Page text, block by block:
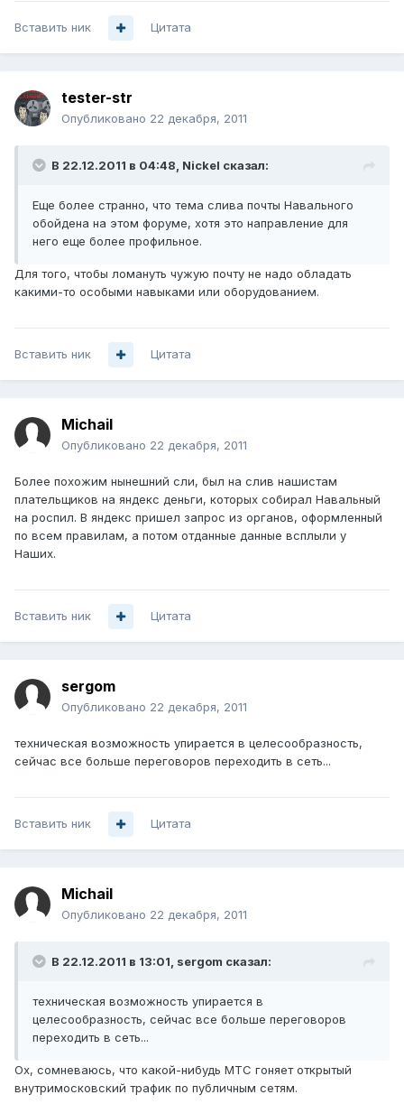
Вставить ник Цитата
tester-str
Опубликовано 22 декабря, 2011
В 22.12.2011 в 04:48, Nickel сказал:
Еще более странно, что тема слива почты Навального
обойдена на этом форуме, хотя это направление для
него еще более профильное.
Для того, чтобы ломануть чужую почту не надо обладать
какими-то особыми навыками или оборудованием.
Вставить ник Цитата
Michail
Опубликовано 22 декабря, 2011
Более похожим нынешний сли, был на слив нашистам
плательщиков на яндекс деньги, которых собирал Навальный
на роспил. В яндекс пришел запрос из органов, оформленный
по всем правилам, а потом отданные данные всплыли у
Наших.
Вставить ник Цитата
sergom
Опубликовано 22 декабря, 2011
техническая возможность упирается в целесообразность,
сейчас все больше переговоров переходить в сеть...
Вставить ник Цитата
Michail
Опубликовано 22 декабря, 2011
В 22.12.2011 в 13:01, sergom сказал:
техническая возможность упирается в
целесообразность, сейчас все больше переговоров
переходить в сеть...
Ох, сомневаюсь, что какой-нибудь МТС гоняет открытый
внутримосковский трафик по публичным сетям.